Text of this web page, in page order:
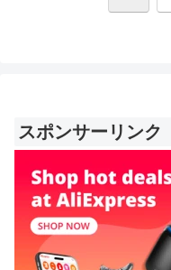
スポンサーリンク